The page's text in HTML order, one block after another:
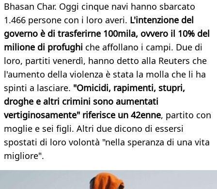
Bhasan Char. Oggi cinque navi hanno sbarcato
1.466 persone con i loro averi. L'intenzione del
governo è di trasferirne 100mila, ovvero il 10% del
milione di profughi che affollano i campi. Due di
loro, partiti venerdì, hanno detto alla Reuters che
l'aumento della violenza è stata la molla che li ha
spinti a lasciare. "Omicidi, rapimenti, stupri,
droghe e altri crimini sono aumentati
vertiginosamente" riferisce un 42enne, partito con
moglie e sei figli. Altri due dicono di essersi
spostati di loro volontà "nella speranza di una vita
migliore".